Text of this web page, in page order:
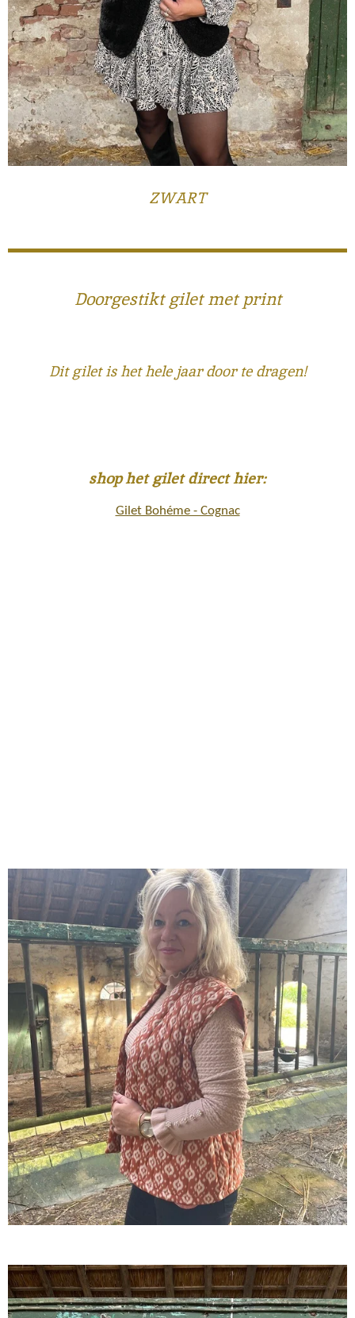
ZWART
Doorgestikt gilet met print
Dit gilet is het hele jaar door te dragen!
shop het gilet direct hier:
Gilet Bohéme - Cognac